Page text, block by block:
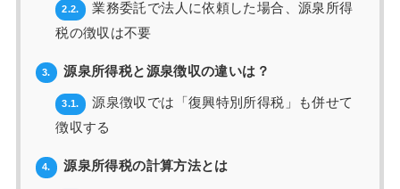
2.2.
業務委託で法人に依頼した場合、源泉所得
税の徴収は不要
3. 源泉所得税と源泉徴収の違いは？
3.1.
源泉徴収では「復興特別所得税」も併せて
徴収する
4. 源泉所得税の計算方法とは